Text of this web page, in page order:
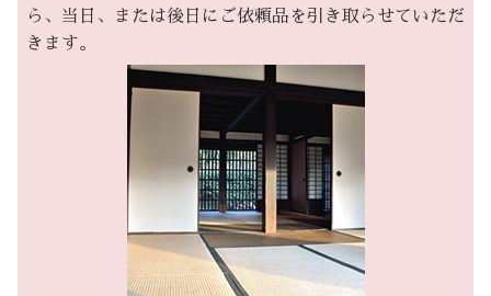
ら、当日、または後日にご依頼品を引き取らせていただ
きます。